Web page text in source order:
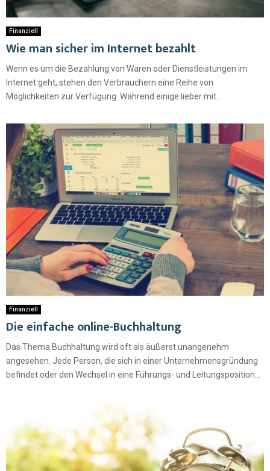
Finanziell
Wie man sicher im Internet bezahlt
Wenn es um die Bezahlung von Waren oder Dienstleistungen im
Internet geht, stehen den Verbrauchern eine Reihe von
Möglichkeiten zur Verfügung. Während einige lieber mit...
Finanziell
Die einfache online-Buchhaltung
Das Thema Buchhaltung wird oft als äußerst unangenehm
angesehen. Jede Person, die sich in einer Unternehmensgründung
befindet oder den Wechsel in eine Führungs- und Leitungsposition...